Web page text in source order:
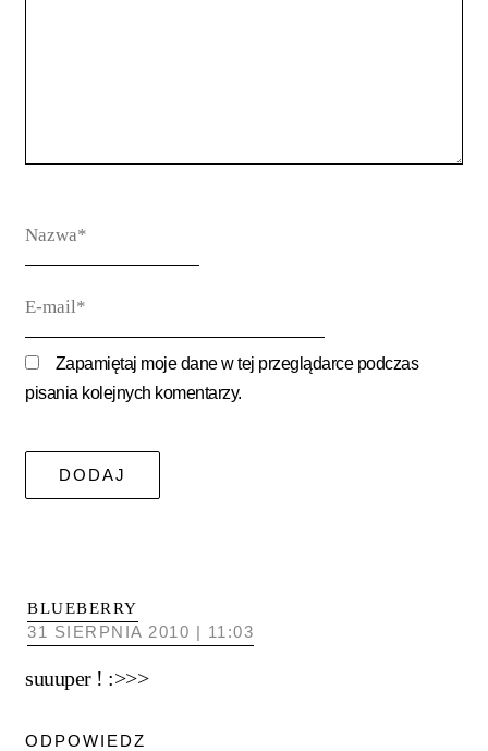
BLUEBERRY
31 SIERPNIA 2010 | 11:03
suuuper ! :>>>
ODPOWIEDZ
mail*
Zapamiętaj moje dane w tej przeglądarce podczas
pisania kolejnych komentarzy.